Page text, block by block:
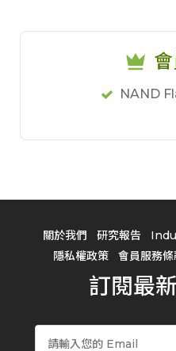
NAND
關於我們 研究報告
隱私權政策
會員服務條
訂閱最